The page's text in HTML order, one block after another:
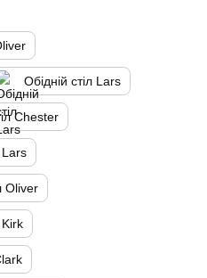
Обідній стіл Lars
Chester
Lars
Oliver
Kirk